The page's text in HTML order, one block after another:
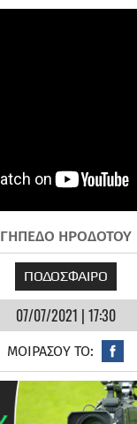
ΓΗΠΕΔΟ ΗΡΟΔΟΤΟΥ
ΠΟΔΟΣΦΑΙΡΟ
07/07/2021 | 17:30
ΜΟΙΡΑΣΟΥ ΤΟ: